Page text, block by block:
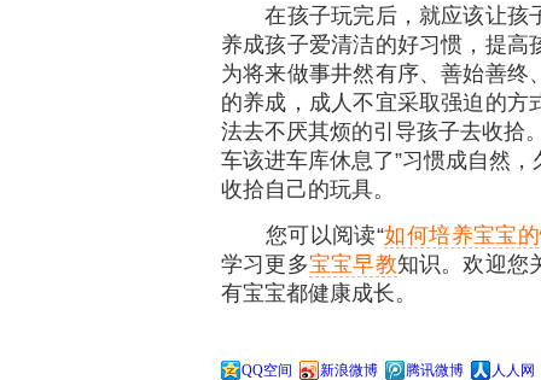
在孩子玩完后，就应该让孩
养成孩子爱清洁的好习惯，提高
为将来做事井然有序、善始善终
的养成，成人不宜采取强迫的方
法去不厌其烦的引导孩子去收拾
车该进车库休息了”习惯成自然
收拾自己的玩具。
您可以阅读“如何培养宝宝
学习更多宝宝早教知识。欢迎您
有宝宝都健康成长。
QQ空间 新浪微博 腾讯微博 人人网